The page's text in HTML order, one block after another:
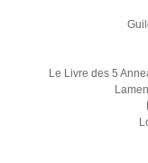
Le Livre des 5